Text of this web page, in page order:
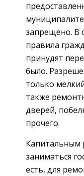
запрещено. В
правила
принудят
было.
только
также
дверей,
прочего.
Капитальным
заниматься
есть, для